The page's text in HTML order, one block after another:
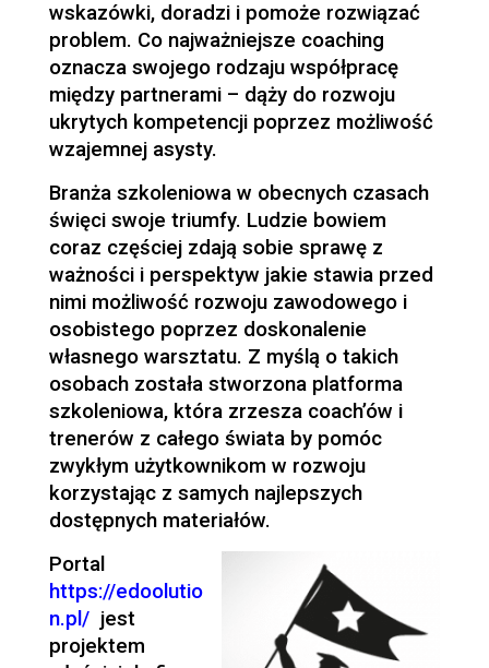
wskazówki, doradzi i pomoże rozwiązać
problem. Co najważniejsze coaching
oznacza swojego rodzaju współpracę
między partnerami – dąży do rozwoju
ukrytych kompetencji poprzez możliwość
wzajemnej asysty.
Branża szkoleniowa w obecnych czasach
święci swoje triumfy. Ludzie bowiem
coraz częściej zdają sobie sprawę z
ważności i perspektyw jakie stawia przed
nimi możliwość rozwoju zawodowego i
osobistego poprzez doskonalenie
własnego warsztatu. Z myślą o takich
osobach została stworzona platforma
szkoleniowa, która zrzesza coach’ów i
trenerów z całego świata by pomóc
zwykłym użytkownikom w rozwoju
korzystając z samych najlepszych
dostępnych materiałów.
Portal
https://edoolutio
n.pl/ jest
projektem